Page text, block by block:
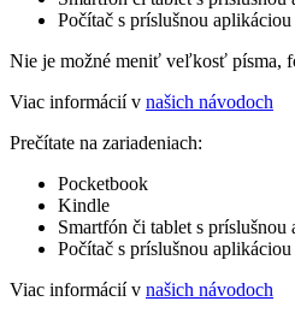
Počítač s príslušnou aplikáciou
Nie je možné meniť veľkosť písma,
Viac informácií v našich návodoch
Prečítate na zariadeniach:
Pocketbook
Kindle
Smartfón či tablet s príslušnou
Počítač s príslušnou aplikáciou
Viac informácií v našich návodoch